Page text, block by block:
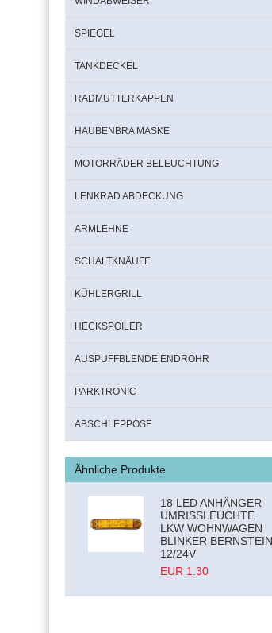
SPIEGEL
TANKDECKEL
RADMUTTERKAPPEN
HAUBENBRA MASKE
MOTORRÄDER BELEUCHTUNG
LENKRAD ABDECKUNG
ARMLEHNE
SCHALTKNÄUFE
KÜHLERGRILL
HECKSPOILER
AUSPUFFBLENDE ENDROHR
PARKTRONIC
ABSCHLEPPÖSE
Ähnliche Produkte
18 LED ANHÄNGER
UMRISSLEUCHTE
LKW WOHNWAGEN
BLINKER BERNSTEIN
12/24V
EUR 1.30